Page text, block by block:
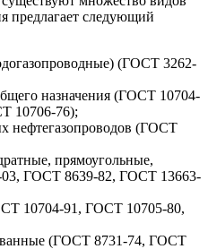
предлагает следующий
(ГОСТ 3262-
назначения (ГОСТ 10704-
10706-76);
нефтегазопроводов (ГОСТ
прямоугольные,
ГОСТ 8639-82, ГОСТ 13663-
10704-91, ГОСТ 10705-80,
(ГОСТ 8731-74, ГОСТ